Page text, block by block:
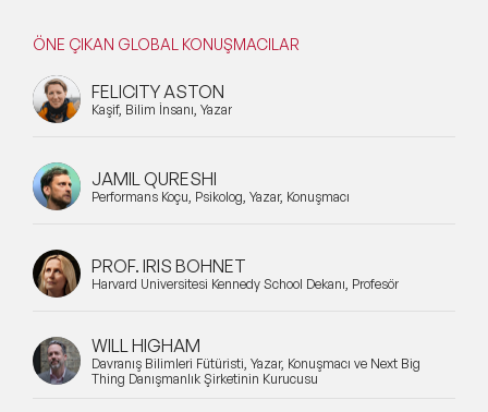
ÖNE ÇIKAN GLOBAL KONUŞMACILAR
FELICITY ASTON
Kaşif, Bilim İnsanı, Yazar
JAMIL QURESHI
Performans Koçu, Psikolog, Yazar, Konuşmacı
PROF. IRIS BOHNET
Harvard Üniversitesi Kennedy School Dekanı, Profesör
WILL HIGHAM
Davranış Bilimleri Fütüristi, Yazar, Konuşmacı ve Next Big
Thing Danışmanlık Şirketinin Kurucusu